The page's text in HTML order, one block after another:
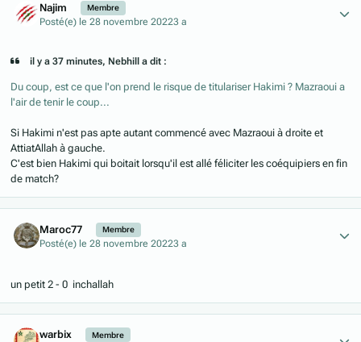
Najim Membre
Posté(e) le 28 novembre 20223 a
il y a 37 minutes, Nebhill a dit :
Du coup, est ce que l'on prend le risque de titulariser Hakimi ? Mazraoui a
l'air de tenir le coup...
Si Hakimi n'est pas apte autant commencé avec Mazraoui à droite et
AttiatAllah à gauche.
C'est bien Hakimi qui boitait lorsqu'il est allé féliciter les coéquipiers en fin
de match?
Maroc77 Membre
Posté(e) le 28 novembre 20223 a
un petit 2 - 0 inchallah
warbix Membre